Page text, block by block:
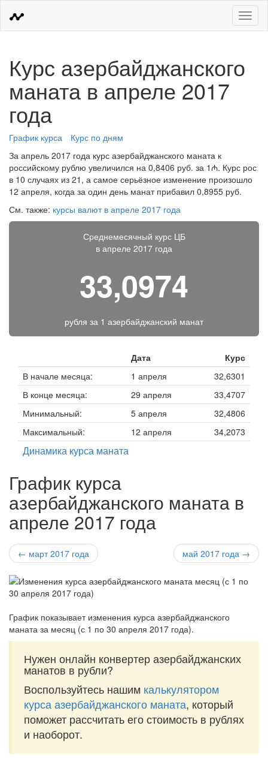
Меню
Курс азербайджанского
маната в апреле 2017
года
График курса
Курс по дням
За апрель 2017 года курс азербайджанского маната к
российскому рублю увеличился на 0,8406 руб. за 1₼. Курс рос
в 10 случаях из 21, а самое серьёзное изменение произошло
12 апреля, когда за один день манат прибавил 0,8955 руб.
См. также: курсы валют в апреле 2017 года
Среднемесячный курс ЦБ
в апреле 2017 года
33,0974
рубля за 1 азербайджанский манат
Дата
Курс
В начале месяца:
1 апреля
32,6301
В конце месяца:
29 апреля
33,4707
Минимальный:
5 апреля
32,4806
Максимальный:
12 апреля 34,2073
Динамика курса маната
График курса
азербайджанского маната в
апреле 2017 года
← март 2017 года май 2017 года →
График показывает изменения курса азербайджанского
маната за месяц (с 1 по 30 апреля 2017 года).
Нужен онлайн конвертер азербайджанских
манатов в рубли?
Воспользуйтесь нашим калькулятором
курса азербайджанского маната, который
поможет рассчитать его стоимость в рублях
и наоборот.